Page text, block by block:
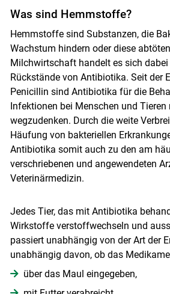
Was sind Hemmstoffe?
Hemmstoffe sind Substanzen, die
Wachstum hindern oder diese
Milchwirtschaft handelt es sich
Rückstände von Antibiotika. Seit der
Penicillin sind Antibiotika für die
Infektionen bei Menschen und Tieren
wegzudenken. Durch die weite
Häufung von bakteriellen
Antibiotika somit auch zu den am
verschriebenen und angewendeten
Veterinärmedizin.
Jedes Tier, das mit Antibiotika
Wirkstoffe verstoffwechseln und
passiert unabhängig von der Art der
unabhängig davon, ob das
über das Maul eingegeben,